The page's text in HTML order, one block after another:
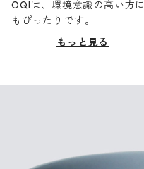
OQIは、環境意識の高い方に
もぴったりです。
もっと見る